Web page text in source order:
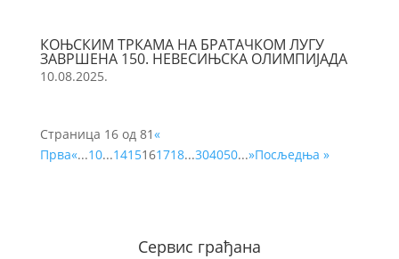
КОЊСКИМ ТРКАМА НА БРАТАЧКОМ ЛУГУ
ЗАВРШЕНА 150. НЕВЕСИЊСКА ОЛИМПИЈАДА
10.08.2025.
Страница 16 од 81«
Прва«...10...1415161718...304050...»Посљедња »
Сервис грађана